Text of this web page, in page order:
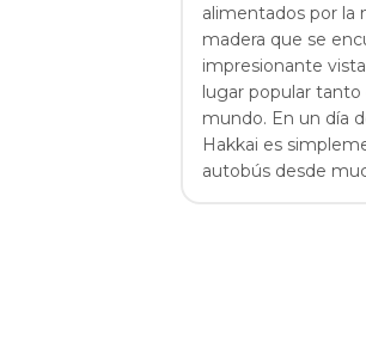
alimentados por la
madera que se
impresionante
lugar popular tanto
mundo. En un día
Hakkai es
autobús desde